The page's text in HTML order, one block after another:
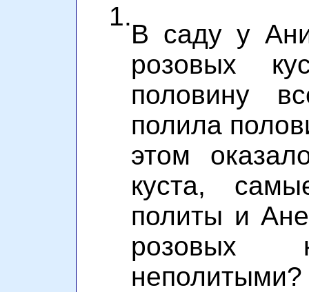
1.
В саду у
розовых
половину
полила
этом
куста,
политы и
розовых
неполитыми?